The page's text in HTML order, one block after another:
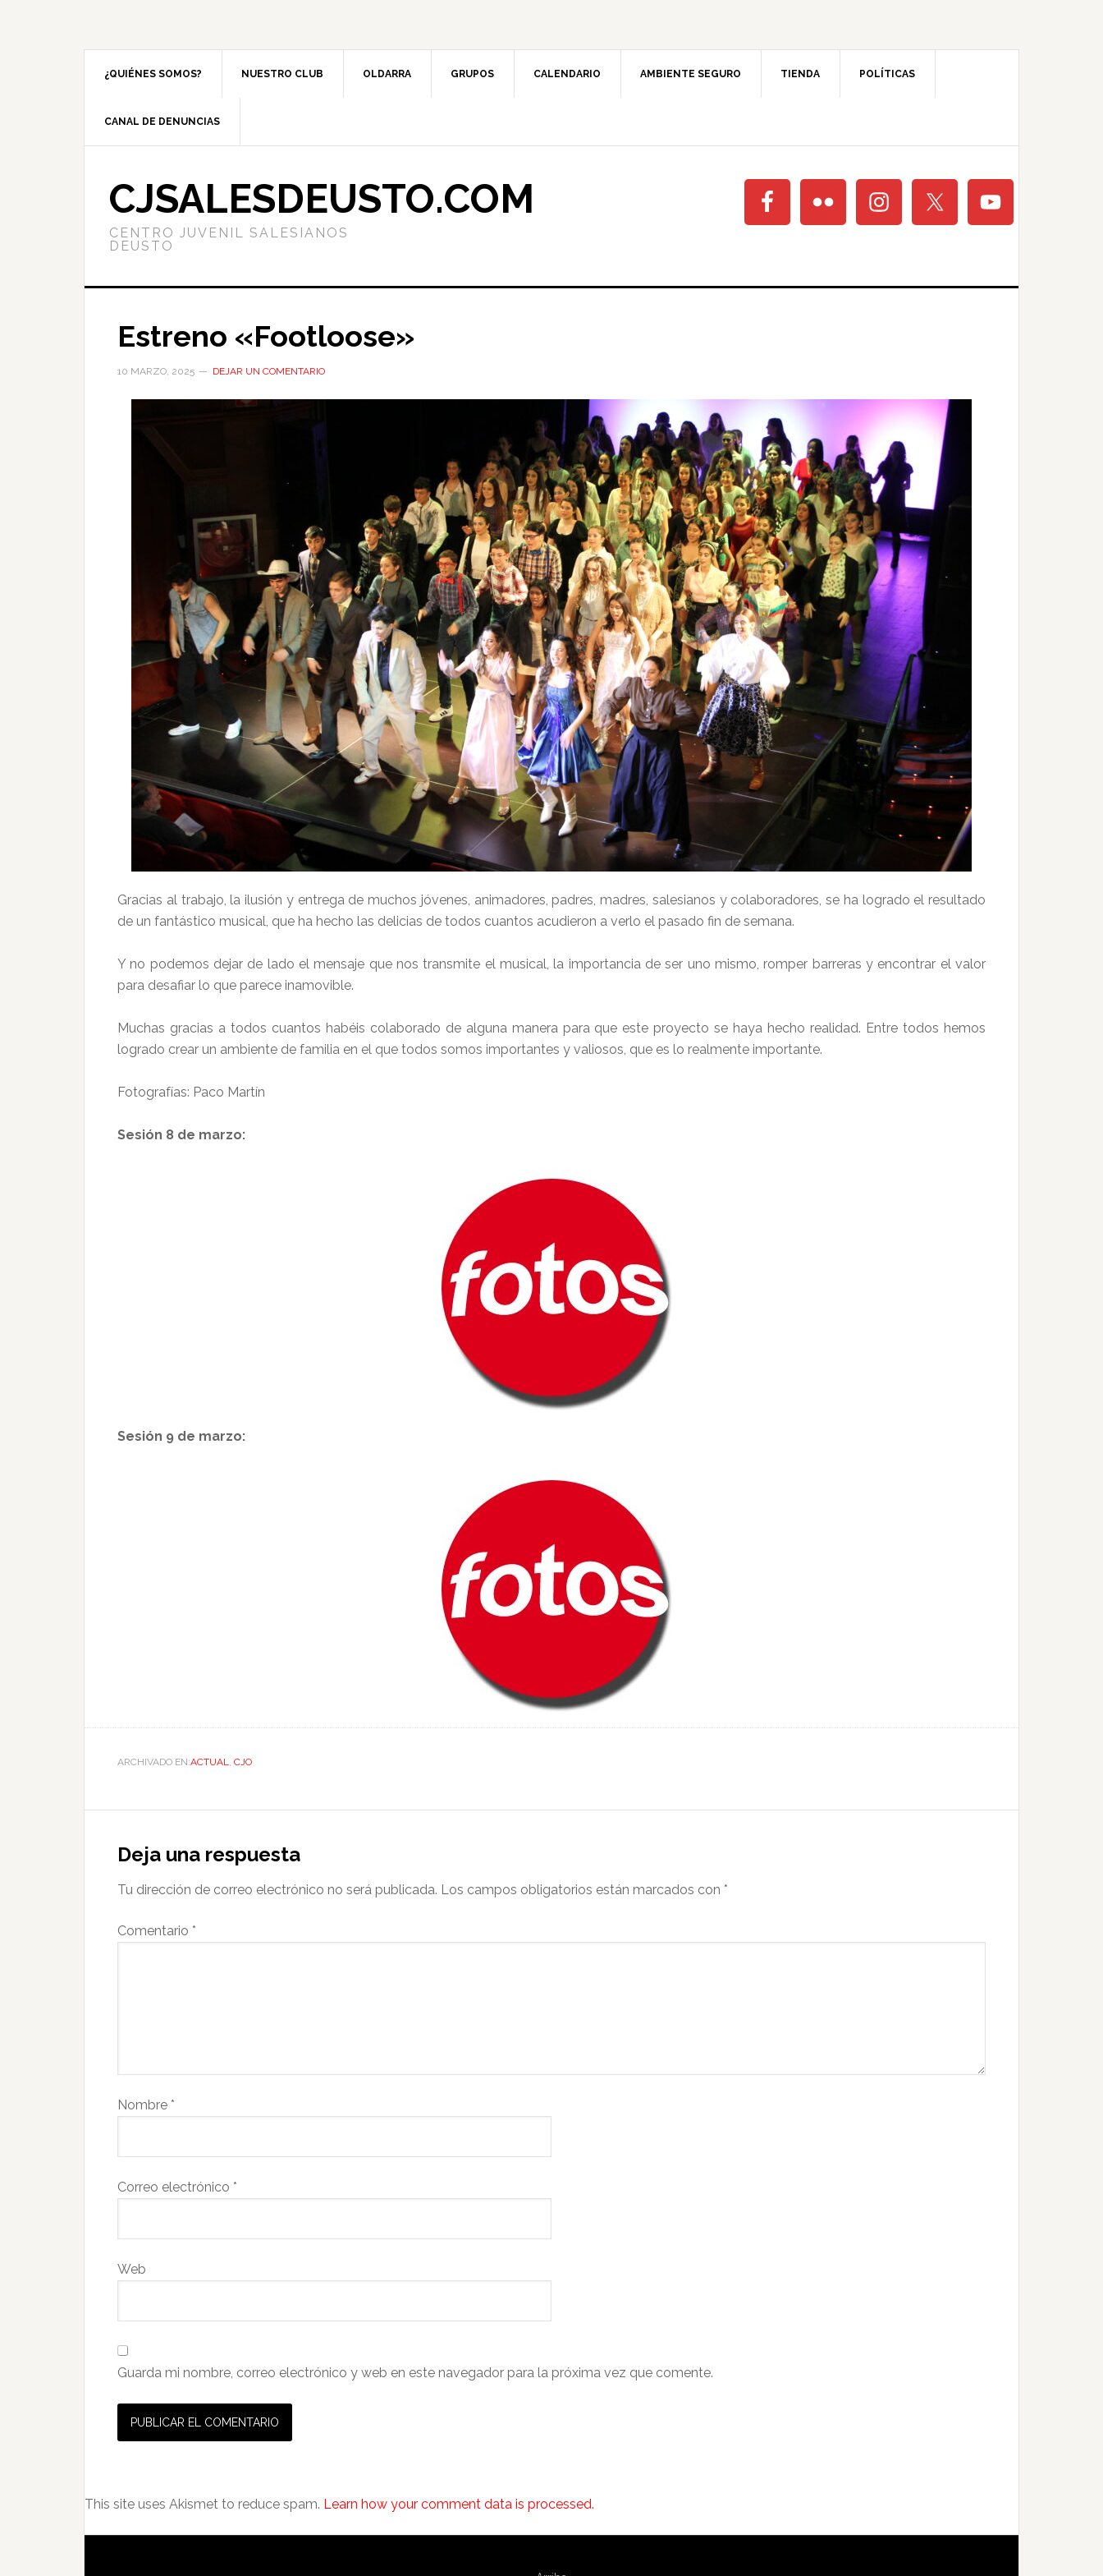
¿QUIÉNES SOMOS? NUESTRO CLUB OLDARRA GRUPOS CALENDARIO AMBIENTE SEGURO TIENDA POLÍTICAS
CANAL DE DENUNCIAS
CJSALESDEUSTO.COM
CENTRO JUVENIL SALESIANOS
DEUSTO
Estreno «Footloose»
10 MARZO, 2025 DEJAR UN COMENTARIO
Gracias al trabajo, la ilusión y entrega de muchos jóvenes, animadores, padres, madres, salesianos y colaboradores, se ha logrado el resultado
de un fantástico musical, que ha hecho las delicias de todos cuantos acudieron a verlo el pasado fin de semana.
Y no podemos dejar de lado el mensaje que nos transmite el musical, la importancia de ser uno mismo, romper barreras y encontrar el valor
para desafiar lo que parece inamovible.
Muchas gracias a todos cuantos habéis colaborado de alguna manera para que este proyecto se haya hecho realidad. Entre todos hemos
logrado crear un ambiente de familia en el que todos somos importantes y valiosos, que es lo realmente importante.
Fotografías: Paco Martín
Sesión 8 de marzo:
Sesión 9 de marzo:
ARCHIVADO EN:ACTUAL, CJO
Deja una respuesta
Tu dirección de correo electrónico no será publicada. Los campos obligatorios están marcados con *
Comentario *
Nombre *
Correo electrónico *
Web
Guarda mi nombre, correo electrónico y web en este navegador para la próxima vez que comente.
This site uses Akismet to reduce spam. Learn how your comment data is processed.